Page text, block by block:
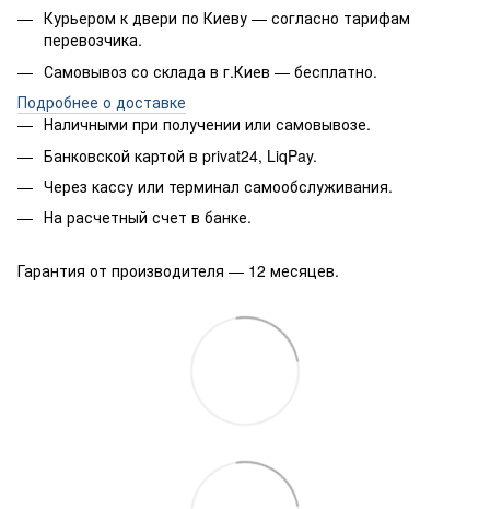
Курьером к двери по Киеву — согласно тарифам
перевозчика.
Самовывоз со склада в г.Киев — бесплатно.
Подробнее о доставке
Наличными при получении или самовывозе.
Банковской картой в privat24, LiqPay.
Через кассу или терминал самообслуживания.
На расчетный счет в банке.
Гарантия от производителя — 12 месяцев.